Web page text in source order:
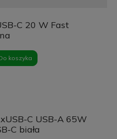
C 20 W Fast
koszyka
C USB-A 65W
C biała